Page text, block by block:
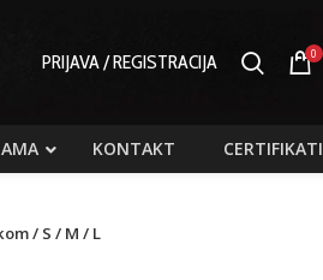
PRIJAVA / REGISTRACIJA 0
KONTAKT CERTIFIKATI
/ S / M / L